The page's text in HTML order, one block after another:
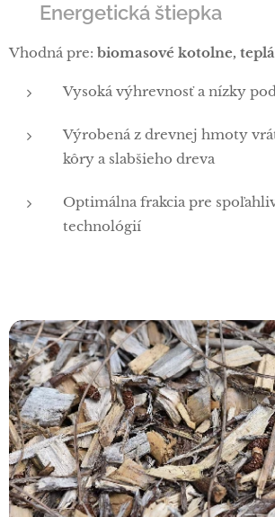
Energetická štiepka
Vhodná pre: biomasové kotolne,
Vysoká výhrevnosť a nízky
Výrobená z drevnej hmoty
kôry a slabšieho dreva
Optimálna frakcia pre
technológií